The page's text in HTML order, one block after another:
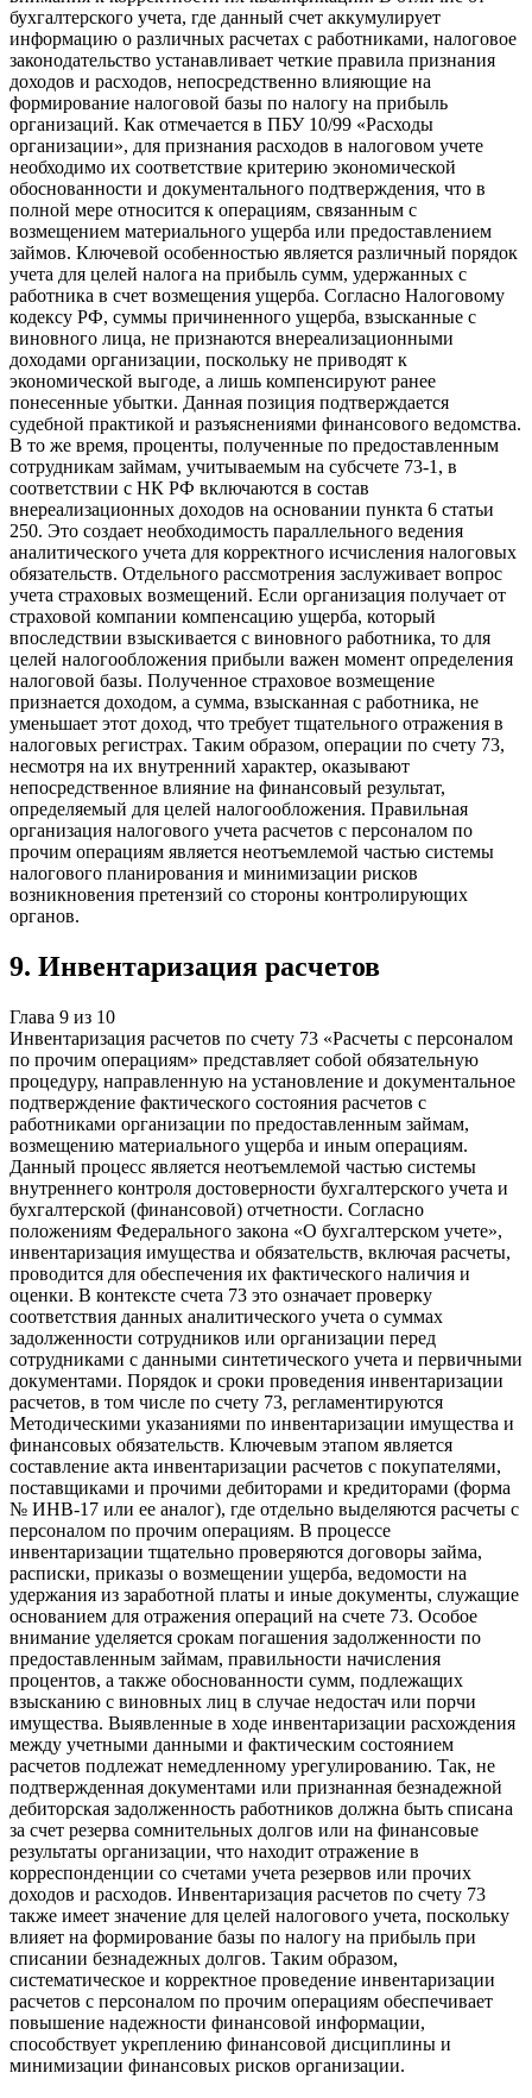
бухгалтерского учета, где данный счет аккумулирует
информацию о различных расчетах с работниками, налоговое
законодательство устанавливает четкие правила признания
доходов и расходов, непосредственно влияющие на
формирование налоговой базы по налогу на прибыль
организаций. Как отмечается в ПБУ 10/99 «Расходы
организации», для признания расходов в налоговом учете
необходимо их соответствие критерию экономической
обоснованности и документального подтверждения, что в
полной мере относится к операциям, связанным с
возмещением материального ущерба или предоставлением
займов. Ключевой особенностью является различный порядок
учета для целей налога на прибыль сумм, удержанных с
работника в счет возмещения ущерба. Согласно Налоговому
кодексу РФ, суммы причиненного ущерба, взысканные с
виновного лица, не признаются внереализационными
доходами организации, поскольку не приводят к
экономической выгоде, а лишь компенсируют ранее
понесенные убытки. Данная позиция подтверждается
судебной практикой и разъяснениями финансового ведомства.
В то же время, проценты, полученные по предоставленным
сотрудникам займам, учитываемым на субсчете 73-1, в
соответствии с НК РФ включаются в состав
внереализационных доходов на основании пункта 6 статьи
250. Это создает необходимость параллельного ведения
аналитического учета для корректного исчисления налоговых
обязательств. Отдельного рассмотрения заслуживает вопрос
учета страховых возмещений. Если организация получает от
страховой компании компенсацию ущерба, который
впоследствии взыскивается с виновного работника, то для
целей налогообложения прибыли важен момент определения
налоговой базы. Полученное страховое возмещение
признается доходом, а сумма, взысканная с работника, не
уменьшает этот доход, что требует тщательного отражения в
налоговых регистрах. Таким образом, операции по счету 73,
несмотря на их внутренний характер, оказывают
непосредственное влияние на финансовый результат,
определяемый для целей налогообложения. Правильная
организация налогового учета расчетов с персоналом по
прочим операциям является неотъемлемой частью системы
налогового планирования и минимизации рисков
возникновения претензий со стороны контролирующих
органов.
9. Инвентаризация расчетов
Глава 9 из 10
Инвентаризация расчетов по счету 73 «Расчеты с персоналом
по прочим операциям» представляет собой обязательную
процедуру, направленную на установление и документальное
подтверждение фактического состояния расчетов с
работниками организации по предоставленным займам,
возмещению материального ущерба и иным операциям.
Данный процесс является неотъемлемой частью системы
внутреннего контроля достоверности бухгалтерского учета и
бухгалтерской (финансовой) отчетности. Согласно
положениям Федерального закона «О бухгалтерском учете»,
инвентаризация имущества и обязательств, включая расчеты,
проводится для обеспечения их фактического наличия и
оценки. В контексте счета 73 это означает проверку
соответствия данных аналитического учета о суммах
задолженности сотрудников или организации перед
сотрудниками с данными синтетического учета и первичными
документами. Порядок и сроки проведения инвентаризации
расчетов, в том числе по счету 73, регламентируются
Методическими указаниями по инвентаризации имущества и
финансовых обязательств. Ключевым этапом является
составление акта инвентаризации расчетов с покупателями,
поставщиками и прочими дебиторами и кредиторами (форма
№ ИНВ-17 или ее аналог), где отдельно выделяются расчеты с
персоналом по прочим операциям. В процессе
инвентаризации тщательно проверяются договоры займа,
расписки, приказы о возмещении ущерба, ведомости на
удержания из заработной платы и иные документы, служащие
основанием для отражения операций на счете 73. Особое
внимание уделяется срокам погашения задолженности по
предоставленным займам, правильности начисления
процентов, а также обоснованности сумм, подлежащих
взысканию с виновных лиц в случае недостач или порчи
имущества. Выявленные в ходе инвентаризации расхождения
между учетными данными и фактическим состоянием
расчетов подлежат немедленному урегулированию. Так, не
подтвержденная документами или признанная безнадежной
дебиторская задолженность работников должна быть списана
за счет резерва сомнительных долгов или на финансовые
результаты организации, что находит отражение в
корреспонденции со счетами учета резервов или прочих
доходов и расходов. Инвентаризация расчетов по счету 73
также имеет значение для целей налогового учета, поскольку
влияет на формирование базы по налогу на прибыль при
списании безнадежных долгов. Таким образом,
систематическое и корректное проведение инвентаризации
расчетов с персоналом по прочим операциям обеспечивает
повышение надежности финансовой информации,
способствует укреплению финансовой дисциплины и
минимизации финансовых рисков организации.